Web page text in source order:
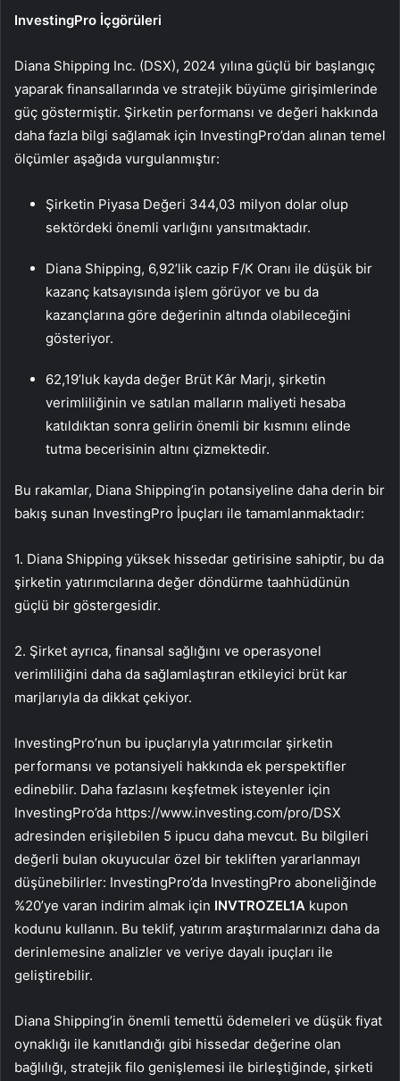
InvestingPro İçgörüleri
Diana Shipping Inc. (DSX), 2024 yılına güçlü bir başlangıç
yaparak finansallarında ve stratejik büyüme girişimlerinde
güç göstermiştir. Şirketin performansı ve değeri hakkında
daha fazla bilgi sağlamak için InvestingPro’dan alınan temel
ölçümler aşağıda vurgulanmıştır:
Şirketin Piyasa Değeri 344,03 milyon dolar olup
sektördeki önemli varlığını yansıtmaktadır.
Diana Shipping, 6,92’lik cazip F/K Oranı ile düşük bir
kazanç katsayısında işlem görüyor ve bu da
kazançlarına göre değerinin altında olabileceğini
gösteriyor.
62,19’luk kayda değer Brüt Kâr Marjı, şirketin
verimliliğinin ve satılan malların maliyeti hesaba
katıldıktan sonra gelirin önemli bir kısmını elinde
tutma becerisinin altını çizmektedir.
Bu rakamlar, Diana Shipping’in potansiyeline daha derin bir
bakış sunan InvestingPro İpuçları ile tamamlanmaktadır:
1. Diana Shipping yüksek hissedar getirisine sahiptir, bu da
şirketin yatırımcılarına değer döndürme taahhüdünün
güçlü bir göstergesidir.
2. Şirket ayrıca, finansal sağlığını ve operasyonel
verimliliğini daha da sağlamlaştıran etkileyici brüt kar
marjlarıyla da dikkat çekiyor.
InvestingPro’nun bu ipuçlarıyla yatırımcılar şirketin
performansı ve potansiyeli hakkında ek perspektifler
edinebilir. Daha fazlasını keşfetmek isteyenler için
InvestingPro’da https://www.investing.com/pro/DSX
adresinden erişilebilen 5 ipucu daha mevcut. Bu bilgileri
değerli bulan okuyucular özel bir tekliften yararlanmayı
düşünebilirler: InvestingPro’da InvestingPro aboneliğinde
%20’ye varan indirim almak için INVTROZEL1A kupon
kodunu kullanın. Bu teklif, yatırım araştırmalarınızı daha da
derinlemesine analizler ve veriye dayalı ipuçları ile
geliştirebilir.
Diana Shipping’in önemli temettü ödemeleri ve düşük fiyat
oynaklığı ile kanıtlandığı gibi hissedar değerine olan
bağlılığı, stratejik filo genişlemesi ile birleştiğinde, şirketi